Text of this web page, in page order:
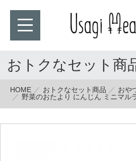
おトクなセット商
HOME おトクなセット商品
おや
野菜のおたより にんじん ミニマル